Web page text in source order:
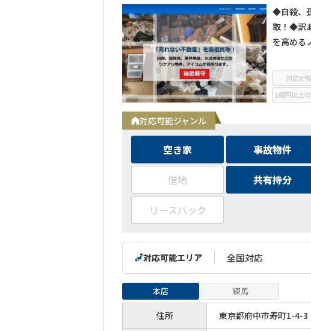
◆自殺、
取！◆訳
を高める
対応可能ジャンル
空き家 事故物件
借地 共有持分
リースバック
本店 練馬
住所 東京都府中市寿町1-4-3
対応可能エリア 全国対応
対応が
1億円以上